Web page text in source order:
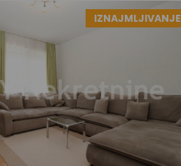
IZNAJMLJIVANJE